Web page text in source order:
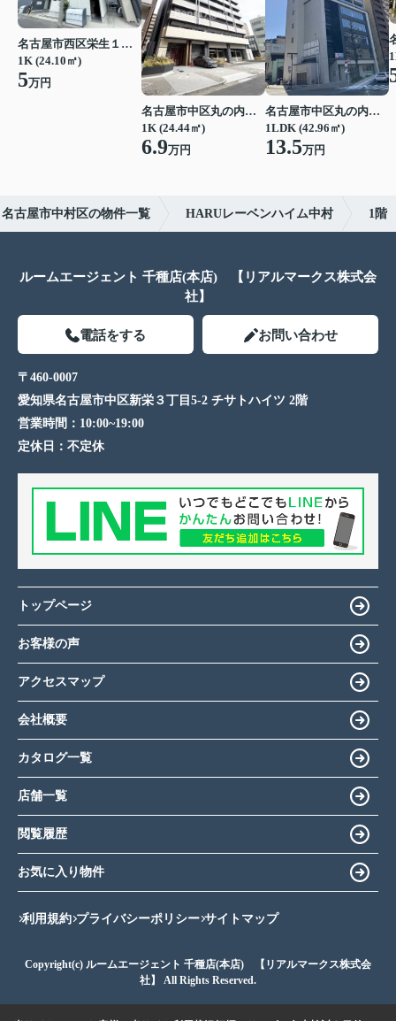
名古屋市西区栄生１丁目
1K (24.10㎡)
5万円
名古屋市中区丸の内２丁目
1K (24.44㎡)
6.9万円
名古屋市中区丸の内２丁目
1LDK (42.96㎡)
13.5万円
名古屋市中村区の物件一覧 HARUレーベンハイム中村 1階
ルームエージェント 千種店(本店) 【リアルマークス株式会
社】
電話をする お問い合わせ
〒460-0007
愛知県名古屋市中区新栄３丁目5-2 チサトハイツ 2階
営業時間： 10:00~19:00
定休日： 不定休
トップページ
お客様の声
アクセスマップ
会社概要
カタログ一覧
店舗一覧
閲覧履歴
お気に入り物件
利用規約 プライバシーポリシー サイトマップ
Copyright(c) ルームエージェント 千種店(本店) 【リアルマークス株式会
社】 All Rights Reserved.